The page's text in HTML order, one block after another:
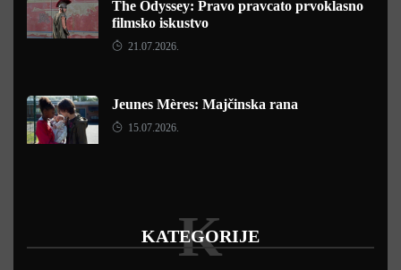
The Odyssey: Pravo pravcato prvoklasno
filmsko iskustvo
21.07.2026.
Jeunes Mères: Majčinska rana
15.07.2026.
KATEGORIJE
K